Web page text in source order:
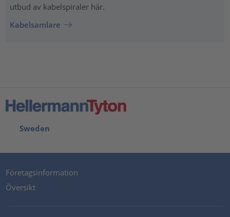
utbud av kabelspiraler här.
Kabelsamlare
Sweden
Företagsinformation
Översikt